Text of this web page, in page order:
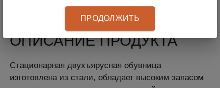
ОПИСАНИЕ ПРОДУКТА
Стационарная двухъярусная обувница
изготовлена из стали, обладает высоким запасом
ПРОДОЛЖИТЬ